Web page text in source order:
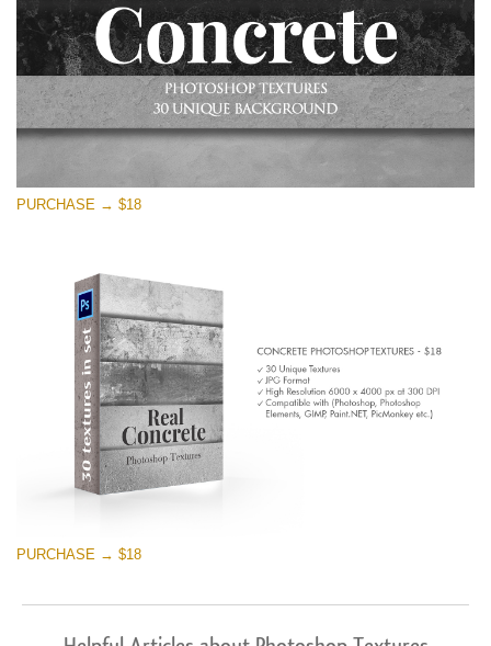
Large 6000*4000px
Entire Collection
(1783 Overlays)
Large 6000*4000px
Download Gratuito
PURCHASE → $18
PURCHASE → $18